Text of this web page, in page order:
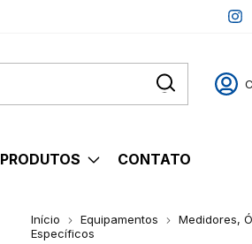
PRODUTOS CONTATO
Início Equipamentos Medidores,
Específicos